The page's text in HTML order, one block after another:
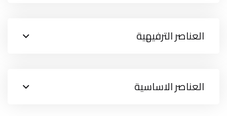
العناصر الترفيهية
العناصر الاساسية